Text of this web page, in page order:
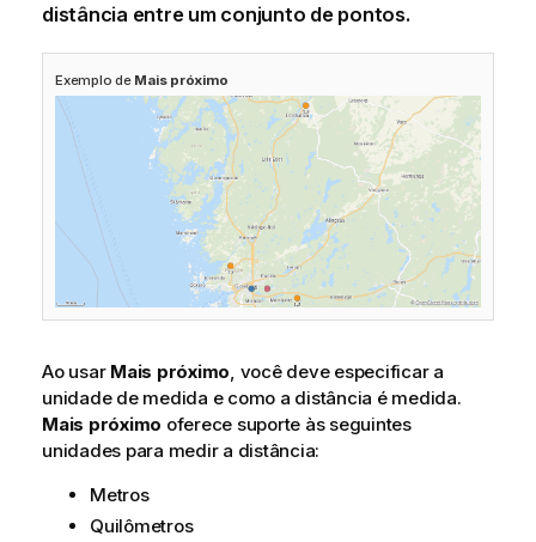
distância entre um conjunto de pontos.
Exemplo de Mais próximo
Ao usar Mais próximo, você deve especificar a
unidade de medida e como a distância é medida.
Mais próximo oferece suporte às seguintes
unidades para medir a distância:
Metros
Quilômetros